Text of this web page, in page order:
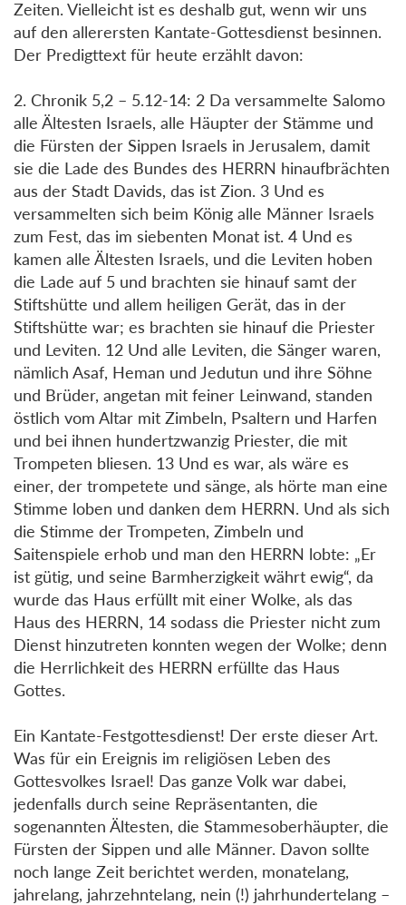
Zeiten. Vielleicht ist es deshalb gut, wenn wir uns
auf den allerersten Kantate-Gottesdienst besinnen.
Der Predigttext für heute erzählt davon:
2. Chronik 5,2 – 5.12-14: 2 Da versammelte Salomo
alle Ältesten Israels, alle Häupter der Stämme und
die Fürsten der Sippen Israels in Jerusalem, damit
sie die Lade des Bundes des HERRN hinaufbrächten
aus der Stadt Davids, das ist Zion. 3 Und es
versammelten sich beim König alle Männer Israels
zum Fest, das im siebenten Monat ist. 4 Und es
kamen alle Ältesten Israels, und die Leviten hoben
die Lade auf 5 und brachten sie hinauf samt der
Stiftshütte und allem heiligen Gerät, das in der
Stiftshütte war; es brachten sie hinauf die Priester
und Leviten. 12 Und alle Leviten, die Sänger waren,
nämlich Asaf, Heman und Jedutun und ihre Söhne
und Brüder, angetan mit feiner Leinwand, standen
östlich vom Altar mit Zimbeln, Psaltern und Harfen
und bei ihnen hundertzwanzig Priester, die mit
Trompeten bliesen. 13 Und es war, als wäre es
einer, der trompetete und sänge, als hörte man eine
Stimme loben und danken dem HERRN. Und als sich
die Stimme der Trompeten, Zimbeln und
Saitenspiele erhob und man den HERRN lobte: „Er
ist gütig, und seine Barmherzigkeit währt ewig“, da
wurde das Haus erfüllt mit einer Wolke, als das
Haus des HERRN, 14 sodass die Priester nicht zum
Dienst hinzutreten konnten wegen der Wolke; denn
die Herrlichkeit des HERRN erfüllte das Haus
Gottes.
Ein Kantate-Festgottesdienst! Der erste dieser Art.
Was für ein Ereignis im religiösen Leben des
Gottesvolkes Israel! Das ganze Volk war dabei,
jedenfalls durch seine Repräsentanten, die
sogenannten Ältesten, die Stammesoberhäupter, die
Fürsten der Sippen und alle Männer. Davon sollte
noch lange Zeit berichtet werden, monatelang,
jahrelang, jahrzehntelang, nein (!) jahrhundertelang –